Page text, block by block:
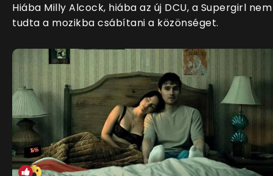
Hiába Milly Alcock, hiába az új DCU, a Supergirl nem
tudta a mozikba csábítani a közönséget.